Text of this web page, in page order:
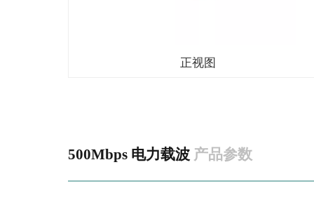
正视图
500Mbps 电力载波 产品参数